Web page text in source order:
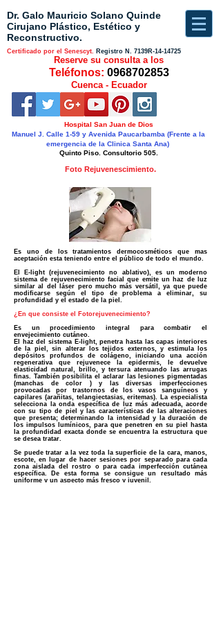
Dr. Galo Mauricio Solano Quinde
Cirujano Plástico, Estético y
Reconstructivo.
Certificado por el Senescyt. Registro N. 7139R-14-14725
Reserve su consulta a los
Teléfonos: 0968702853
Cuenca - Ecuador
Hospital San Juan de Dios
Manuel J. Calle 1-59 y Avenida Paucarbamba (Frente a la
emergencia de la Clinica Santa Ana)
Quinto Piso. Consultorio 505.
Foto Rejuvenescimiento.
Es uno de los tratamientos dermocosméticos que mas
aceptación esta teniendo entre el público de todo el mundo.
El E-light (rejuvenecimiento no ablativo), es un moderno
sistema de rejuvenecimiento facial que emite un haz de luz
similar al del láser pero mucho más versátil, ya que puede
modificarse según el tipo de problema a eliminar, su
profundidad y el estado de la piel.
¿En que consiste el Fotorejuvenecimiento?
Es un procedimiento integral para combatir el
envejecimiento cutáneo.
El haz del sistema E-light, penetra hasta las capas interiores
de la piel, sin alterar los tejidos externos, y estimula los
depósitos profundos de colágeno, iniciando una acción
regenerativa que rejuvenece la epidermis, le devuelve
elasticidad natural, brillo, y tersura atenuando las arrugas
finas. También posibilita el aclarar las lesiones pigmentadas
(manchas de color ) y las diversas imperfecciones
provocadas por trastornos de los vasos sanguíneos y
capilares (arañitas, telangiectasias, eritemas). La especialista
selecciona la onda específica de luz más adecuada, acorde
con su tipo de piel y las características de las alteraciones
que presenta; determinando la intensidad y la duración de
los impulsos lumínicos, para que penetren en su piel hasta
la profundidad exacta donde se encuentra la estructura que
se desea tratar.
Se puede tratar a la vez toda la superficie de la cara, manos,
escote, en lugar de hacer sesiones por separado para cada
zona aislada del rostro o para cada imperfección cutánea
específica. De esta forma se consigue un resultado más
uniforme y un aspecto más fresco y juvenil.